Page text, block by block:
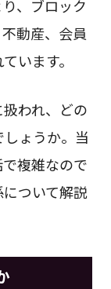
、ブロック
動産、会員
います。
われ、どの
ょうか。当
複雑なので
ついて解説